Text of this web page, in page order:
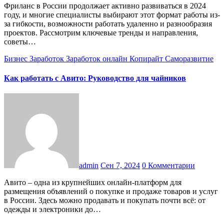
Фриланс в России продолжает активно развиваться в 2024
году, и многие специалисты выбирают этот формат работы из-
за гибкости, возможности работать удаленно и разнообразия
проектов. Рассмотрим ключевые тренды и направления,
советы…
Бизнес Заработок Заработок онлайн Копирайт Саморазвитие
Как работать с Авито: Руководство для чайников
admin Сен 7, 2024 0 Комментарии
Авито – одна из крупнейших онлайн-платформ для
размещения объявлений о покупке и продаже товаров и услуг
в России. Здесь можно продавать и покупать почти всё: от
одежды и электроники до…